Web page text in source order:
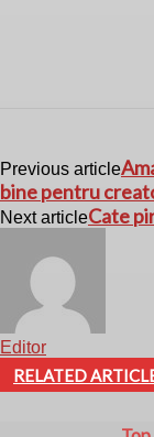
Previous article
bine pentru
Next articleCate
Editor
RELATED